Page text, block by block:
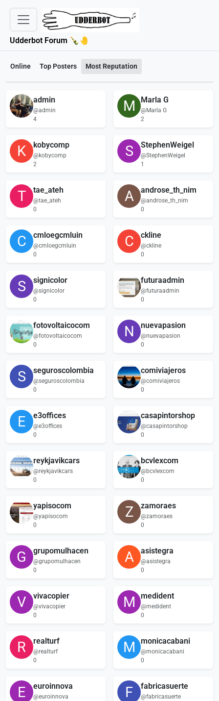
Udderbot Forum 🍾🤚
Online Top Posters Most Reputation
admin
@admin
4
M Marla G
@Marla G
2
K kobycomp
@kobycomp
2
S StephenWeigel
@StephenWeigel
1
T tae_ateh
@tae_ateh
0
A androse_th_nim
@androse_th_nim
0
C cmloegcmluin
@cmloegcmluin
0
C ckline
@ckline
0
S signicolor
@signicolor
0
futuraadmin
@futuraadmin
0
fotovoltaicocom
@fotovoltaicocom
0
N nuevapasion
@nuevapasion
0
S seguroscolombia
@seguroscolombia
0
comiviajeros
@comiviajeros
0
E e3offices
@e3offices
0
casapintorshop
@casapintorshop
0
reykjavikcars
@reykjavikcars
0
bcvlexcom
@bcvlexcom
0
yapisocom
@yapisocom
0
Z zamoraes
@zamoraes
0
G grupomulhacen
@grupomulhacen
0
A asistegra
@asistegra
0
V vivacopier
@vivacopier
0
M medident
@medident
0
R realturf
@realturf
0
M monicacabani
@monicacabani
0
E euroinnova
@euroinnova
F fabricasuerte
@fabricasuerte